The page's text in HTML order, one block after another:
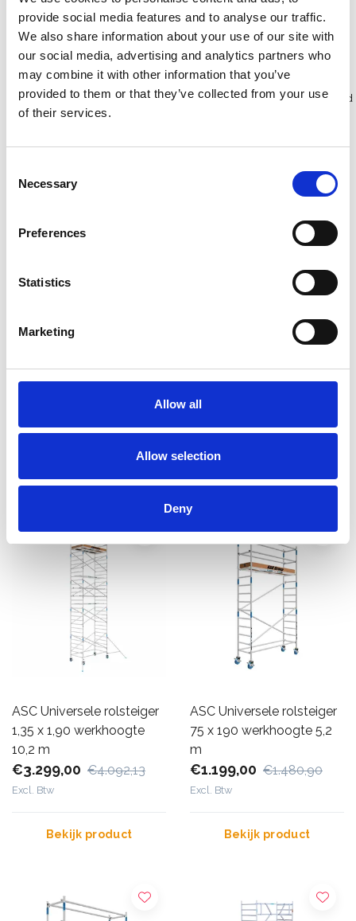
provide social media features and to analyse our traffic.
We also share information about your use of our site with
our social media, advertising and analytics partners who
may combine it with other information that you’ve
provided to them or that they’ve collected from your use
of their services.
Selection
Necessary
Preferences
Statistics
Marketing
Allow all
Allow selection
Deny
Bekijk product Bekijk product
Meer dan 10.000 tevreden
klanten
Gratis verzending in Nederland
1,35 x 3,05 werkhoogte
10,2 m
Excl. Btw
ASC Universele rolsteiger
1,35 x 2,50 werkhoogte 6,2
m
€1.879,00
Excl. Btw
ASC Universele rolsteiger
1,35 x 1,90 werkhoogte
10,2 m
€3.299,00 €4.092,13
Excl. Btw
Bekijk product
ASC Universele rolsteiger
75 x 190 werkhoogte 5,2
m
€1.199,00 €1.480,90
Excl. Btw
Bekijk product